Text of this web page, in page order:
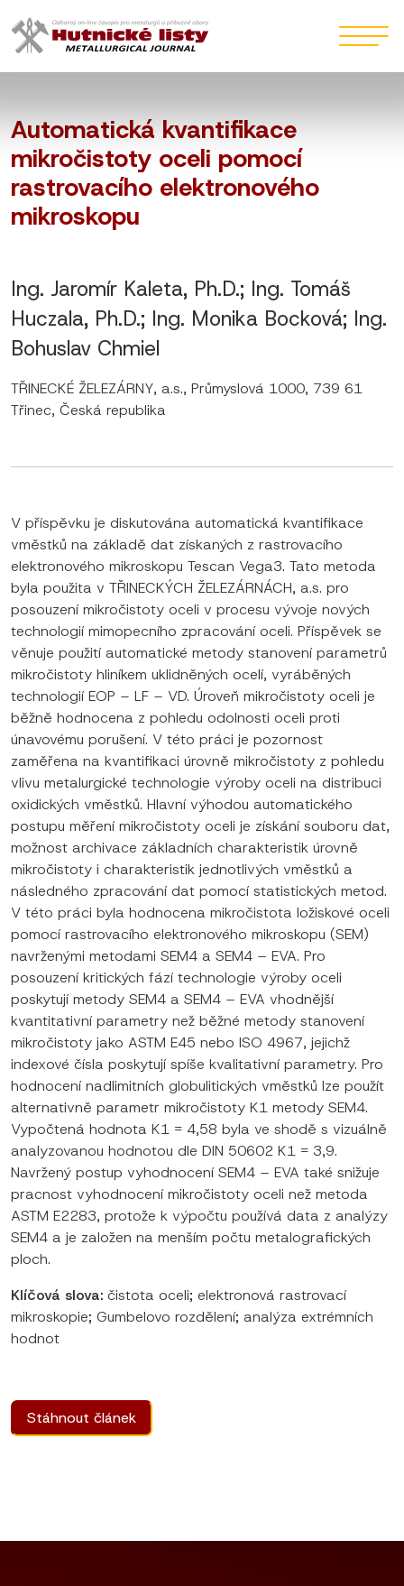
Automatická kvantifikace
mikročistoty oceli pomocí
rastrovacího elektronového
mikroskopu
Ing. Jaromír Kaleta, Ph.D.; Ing. Tomáš
Huczala, Ph.D.; Ing. Monika Bocková; Ing.
Bohuslav Chmiel
TŘINECKÉ ŽELEZÁRNY, a.s., Průmyslová 1000, 739 61
Třinec, Česká republika
V příspěvku je diskutována automatická kvantifikace
vměstků na základě dat získaných z rastrovacího
elektronového mikroskopu Tescan Vega3. Tato metoda
byla použita v TŘINECKÝCH ŽELEZÁRNÁCH, a.s. pro
posouzení mikročistoty oceli v procesu vývoje nových
technologií mimopecního zpracování oceli. Příspěvek se
věnuje použití automatické metody stanovení parametrů
mikročistoty hliníkem uklidněných ocelí, vyráběných
technologií EOP – LF – VD. Úroveň mikročistoty oceli je
běžně hodnocena z pohledu odolnosti oceli proti
únavovému porušení. V této práci je pozornost
zaměřena na kvantifikaci úrovně mikročistoty z pohledu
vlivu metalurgické technologie výroby oceli na distribuci
oxidických vměstků. Hlavní výhodou automatického
postupu měření mikročistoty oceli je získání souboru dat,
možnost archivace základních charakteristik úrovně
mikročistoty i charakteristik jednotlivých vměstků a
následného zpracování dat pomocí statistických metod.
V této práci byla hodnocena mikročistota ložiskové oceli
pomocí rastrovacího elektronového mikroskopu (SEM)
navrženými metodami SEM4 a SEM4 – EVA. Pro
posouzení kritických fází technologie výroby oceli
poskytují metody SEM4 a SEM4 – EVA vhodnější
kvantitativní parametry než běžné metody stanovení
mikročistoty jako ASTM E45 nebo ISO 4967, jejichž
indexové čísla poskytují spíše kvalitativní parametry. Pro
hodnocení nadlimitních globulitických vměstků lze použít
alternativně parametr mikročistoty K1 metody SEM4.
Vypočtená hodnota K1 = 4,58 byla ve shodě s vizuálně
analyzovanou hodnotou dle DIN 50602 K1 = 3,9.
Navržený postup vyhodnocení SEM4 – EVA také snižuje
pracnost vyhodnocení mikročistoty oceli než metoda
ASTM E2283, protože k výpočtu používá data z analýzy
SEM4 a je založen na menším počtu metalografických
ploch.
Klíčová slova: čistota oceli; elektronová rastrovací
mikroskopie; Gumbelovo rozdělení; analýza extrémních
hodnot
Stáhnout článek